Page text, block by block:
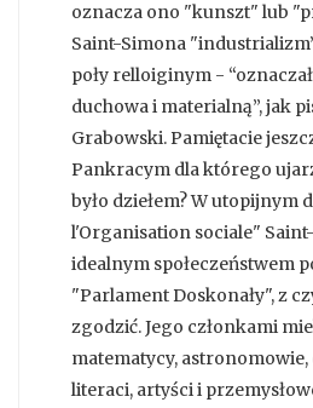
oznacza ono "kunszt" lub
Saint-Simona
poły relloiginym -
duchowa i materialną”, jak
Grabowski. Pamiętacie
Pankracym dla którego
było dziełem? W utopijnym
l'Organisation sociale"
idealnym społeczeństwem
"Parlament Doskonały", z
zgodzić. Jego członkami
matematycy, astronomowie,
literaci, artyści i